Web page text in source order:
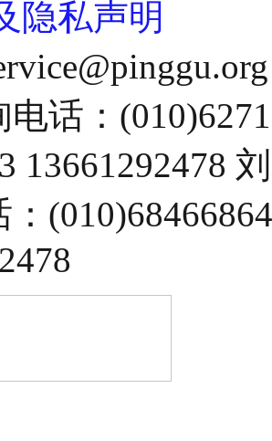
隐私声明
话：
13661292478